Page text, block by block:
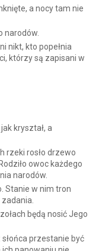
a nocy tam nie
narodów.
nikt, kto popełnia
którzy są zapisani w
kryształ, a
rzeki rosło drzewo
owoc każdego
narodów.
Stanie w nim tron
będą nosić Jego
przestanie być